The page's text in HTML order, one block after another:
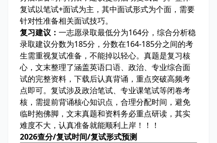
复试以笔试+面试为主，其中面试形式为个面 ，需要
针对性准备相关面试技巧。
复习建议： 一志愿录取最低分为164分，综合分析稳
录取建议分数为185分，分数在164-185分之间的考
生需重视复试准备，不能掉以轻心。 真题是复习核
心，文末整理了涵盖英语口语、政治、专业综合面
试的完整资料，下载后认真背诵， 重点突破高频考
点即可。复试涉及政治笔试、专业课笔试等闭卷考
核，需提前背诵核心知识点，合理分配时间，避免
临时抱佛脚， 文末真题和资料务必重点研读 ，其实
难度不大，认真准备就能顺利上岸！！！
2026查分/复试时间/复试形式预测